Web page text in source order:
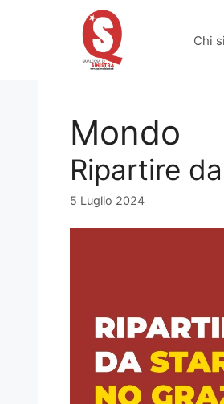
Chi
Mondo
Ripartire
5 Luglio 2024